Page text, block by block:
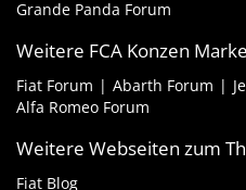
Grande Panda Forum
Weitere FCA Konzen
Fiat Forum Abarth Forum
Alfa Romeo Forum
Weitere Webseiten zum
Fiat Blog